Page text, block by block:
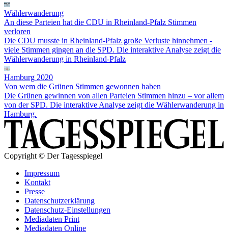
Wählerwanderung
An diese Parteien hat die CDU in Rheinland-Pfalz Stimmen
verloren
Die CDU musste in Rheinland-Pfalz große Verluste hinnehmen -
viele Stimmen gingen an die SPD. Die interaktive Analyse zeigt die
Wählerwanderung in Rheinland-Pfalz
Hamburg 2020
Von wem die Grünen Stimmen gewonnen haben
Die Grünen gewinnen von allen Parteien Stimmen hinzu – vor allem
von der SPD. Die interaktive Analyse zeigt die Wählerwanderung in
Hamburg.
Copyright © Der Tagesspiegel
Impressum
Kontakt
Presse
Datenschutzerklärung
Datenschutz-Einstellungen
Mediadaten Print
Mediadaten Online